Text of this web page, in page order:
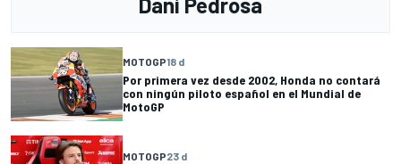
MOTOGP18 d
Por primera vez desde 2002, Honda no contará
con ningún piloto español en el Mundial de
MotoGP
MOTOGP23 d